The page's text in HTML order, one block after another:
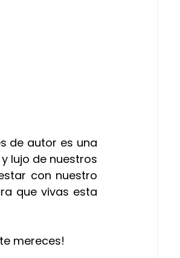
de autor es una
lujo de nuestros
con nuestro
que vivas esta
mereces!